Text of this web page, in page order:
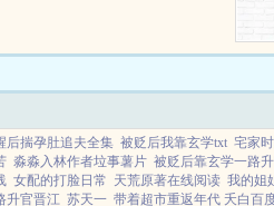
后揣孕肚追夫全集 被贬后我靠玄学txt 宅家时
淼淼入林作者垃事薯片 被贬后靠玄学一路
女配的打脸日常 天荒原著在线阅读 我的姐
升官晋江 苏天一 带着超市重返年代 夭白百